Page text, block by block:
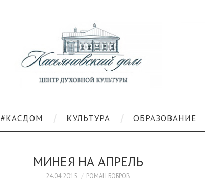
#КАСДОМ КУЛЬТУРА ОБРАЗОВАНИЕ
МИНЕЯ НА АПРЕЛЬ
24.04.2015 РОМАН БОБРОВ